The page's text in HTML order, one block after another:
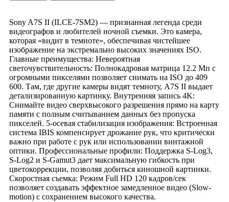
Sony A7S II (ILCE-7SM2) — признанная легенда среди
видеографов и любителей ночной съемки. Это камера,
которая «видит в темноте», обеспечивая чистейшее
изображение на экстремально высоких значениях ISO.
Главные преимущества: Невероятная
светочувствительность: Полнокадровая матрица 12.2 Мп с
огромными пикселями позволяет снимать на ISO до 409
600. Там, где другие камеры видят темноту, A7S II выдает
детализированную картинку. Внутренняя запись 4K:
Снимайте видео сверхвысокого разрешения прямо на карту
памяти с полным считыванием данных без пропуска
пикселей. 5-осевая стабилизация изображения: Встроенная
система IBIS компенсирует дрожание рук, что критически
важно при работе с рук или использовании винтажной
оптики. Профессиональные профили: Поддержка S-Log3,
S-Log2 и S-Gamut3 дает максимальную гибкость при
цветокоррекции, позволяя добиться киношной картинки.
Скоростная съемка: Режим Full HD 120 кадров/сек
позволяет создавать эффектное замедленное видео (Slow-
motion) с сохранением высокого качества.